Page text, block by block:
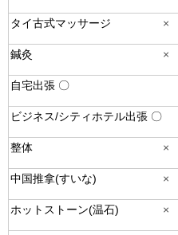
タイ古式マッサージ ×
鍼灸 ×
自宅出張 〇
ビジネス/シティホテル出張 〇
整体 ×
中国推拿(すいな) ×
ホットストーン(温石) ×